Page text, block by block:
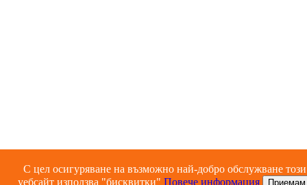
С цел осигуряване на възможно най-добро обслужване този
уебсайт използва "бисквитки" Повече информация Приемам